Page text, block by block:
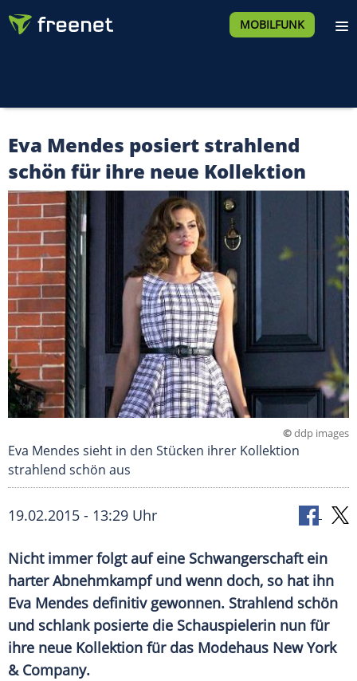
MOBILFUNK
Eva Mendes posiert strahlend
schön für ihre neue Kollektion
©ddp images
Eva Mendes sieht in den Stücken ihrer Kollektion
strahlend schön aus
19.02.2015 - 13:29 Uhr
Nicht immer folgt auf eine Schwangerschaft ein
harter Abnehmkampf und wenn doch, so hat ihn
Eva Mendes definitiv gewonnen. Strahlend schön
und schlank posierte die Schauspielerin nun für
ihre neue Kollektion für das Modehaus New York
& Company.